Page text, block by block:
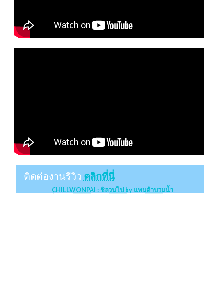
ติดต่องานรีวิว คลิกที่นี่
CHILLWONPAI : ชิลวนไป by แพนด้าบวมน้ำ